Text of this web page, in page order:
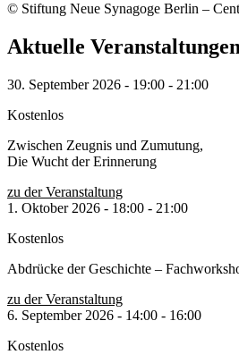
© Stiftung Neue Synagoge Berlin –
Aktuelle Veranstaltungen
30. September 2026 - 19:00 - 21:00
Kostenlos
Zwischen Zeugnis und Zumutung,
Die Wucht der Erinnerung
zu der Veranstaltung
1. Oktober 2026 - 18:00 - 21:00
Kostenlos
Abdrücke der Geschichte –
zu der Veranstaltung
6. September 2026 - 14:00 - 16:00
Kostenlos